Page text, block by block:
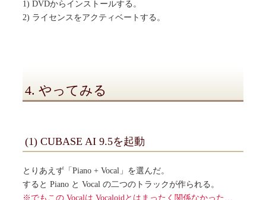
1) DVDからインストールする。
2) ライセンスをアクティベートする。
4. やってみる
(1) CUBASE AI 9.5を起動
とりあえず「Piano + Vocal」を選んだ。
すると Piano と Vocal の二つのトラックが作られる。
※でもこの Vocalは Vocaloidとはまったく関係なかった…